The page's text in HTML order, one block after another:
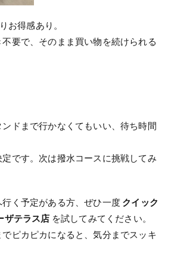
お得感あり。
要で、そのまま買い物を続けられる
ドまで行かなくてもいい、待ち時間
です。次は撥水コースに挑戦してみ
く予定がある方、ぜひ一度 クイック
ザテラス店 を試してみてください。
ピカピカになると、気分までスッキ